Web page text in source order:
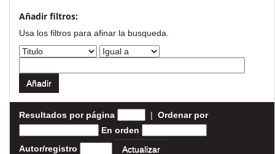
Añadir filtros:
Usa los filtros para afinar la busqueda.
Resultados por página | Ordenar por
En orden
Autor/registro